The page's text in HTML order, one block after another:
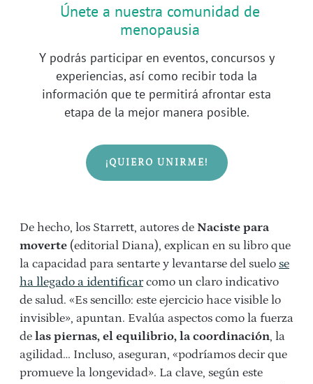
Únete a nuestra comunidad de
menopausia
Y podrás participar en eventos, concursos y
experiencias, así como recibir toda la
información que te permitirá afrontar esta
etapa de la mejor manera posible.
¡QUIERO UNIRME!
De hecho, los Starrett, autores de Naciste para
moverte (editorial Diana), explican en su libro que
la capacidad para sentarte y levantarse del suelo se
ha llegado a identificarcomo un claro indicativo
de salud. «Es sencillo: este ejercicio hace visible lo
invisible», apuntan. Evalúa aspectos como la fuerza
de las piernas, el equilibrio, la coordinación, la
agilidad… Incluso, aseguran, «podríamos decir que
promueve la longevidad». La clave, según este